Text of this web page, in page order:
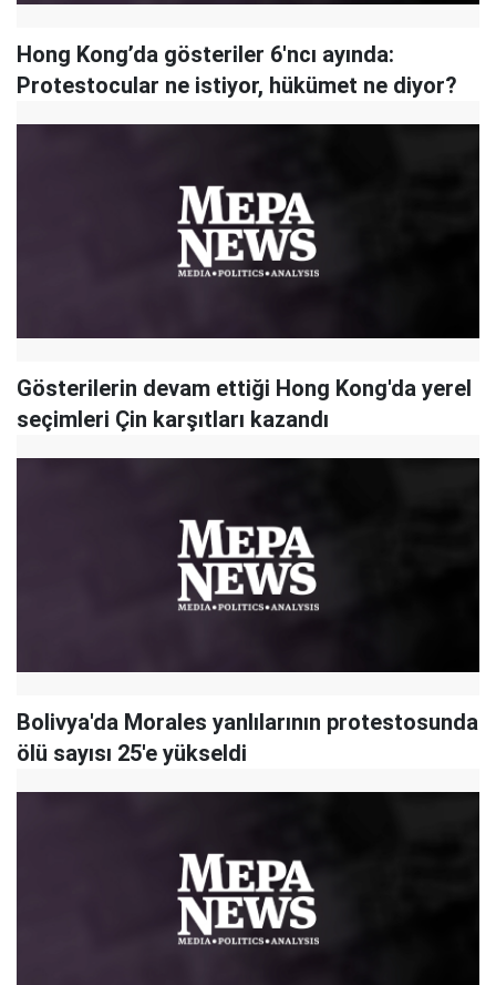
Hong Kong’da gösteriler 6'ncı ayında:
Protestocular ne istiyor, hükümet ne diyor?
Gösterilerin devam ettiği Hong Kong'da yerel
seçimleri Çin karşıtları kazandı
Bolivya'da Morales yanlılarının protestosunda
ölü sayısı 25'e yükseldi